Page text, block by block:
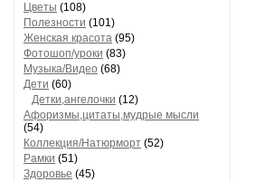
Цветы (108)
Полезности (101)
Женская красота (95)
Фотошоп/уроки (83)
Музыка/Видео (68)
Дети (60)
Детки,ангелочки (12)
Афоризмы,цитаты,мудрые мысли
(54)
Коллекция/Натюрморт (52)
Рамки (51)
Здоровье (45)